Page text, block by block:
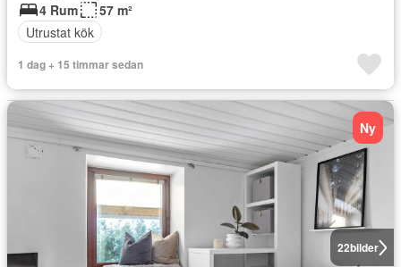
4 Rum
57 m²
Utrustat kök
1 dag + 15 timmar sedan
22bilder
Ny